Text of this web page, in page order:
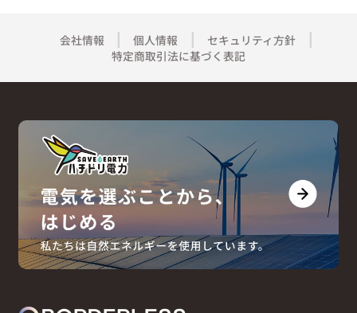
会社情報 個人情報
セキュリティ方針
特定商取引法に基づく表記